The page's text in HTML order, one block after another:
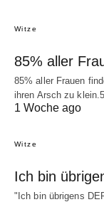
Witze
85% aller
85% aller Frauen
ihren Arsch zu
1 Woche ago
Witze
Ich bin
"Ich bin übrigens